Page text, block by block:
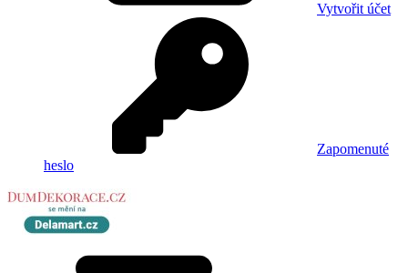
Vytvořit účet
Zapomenuté
heslo